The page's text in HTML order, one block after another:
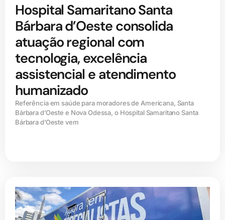
Hospital Samaritano Santa
Bárbara d’Oeste consolida
atuação regional com
tecnologia, excelência
assistencial e atendimento
humanizado
Referência em saúde para moradores de Americana, Santa
Bárbara d’Oeste e Nova Odessa, o Hospital Samaritano Santa
Bárbara d’Oeste vem